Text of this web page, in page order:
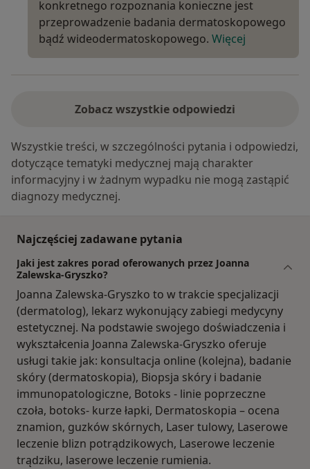
konkretnego rozpoznania konieczne jest
przeprowadzenie badania dermatoskopowego
bądź wideodermatoskopowego. Więcej
Zobacz wszystkie odpowiedzi
Wszystkie treści, w szczególności pytania i odpowiedzi,
dotyczące tematyki medycznej mają charakter
informacyjny i w żadnym wypadku nie mogą zastąpić
diagnozy medycznej.
Najczęściej zadawane pytania
Jaki jest zakres porad oferowanych przez Joanna
Zalewska-Gryszko?
Joanna Zalewska-Gryszko to w trakcie specjalizacji
(dermatolog), lekarz wykonujący zabiegi medycyny
estetycznej. Na podstawie swojego doświadczenia i
wykształcenia Joanna Zalewska-Gryszko oferuje
usługi takie jak: konsultacja online (kolejna), badanie
skóry (dermatoskopia), Biopsja skóry i badanie
immunopatologiczne, Botoks - linie poprzeczne
czoła, botoks- kurze łapki, Dermatoskopia – ocena
znamion, guzków skórnych, Laser tulowy, Laserowe
leczenie blizn potrądzikowych, Laserowe leczenie
trądziku, laserowe leczenie rumienia.